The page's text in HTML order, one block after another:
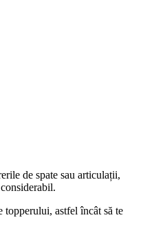
de spate sau articulații,
topperului, astfel încât să te